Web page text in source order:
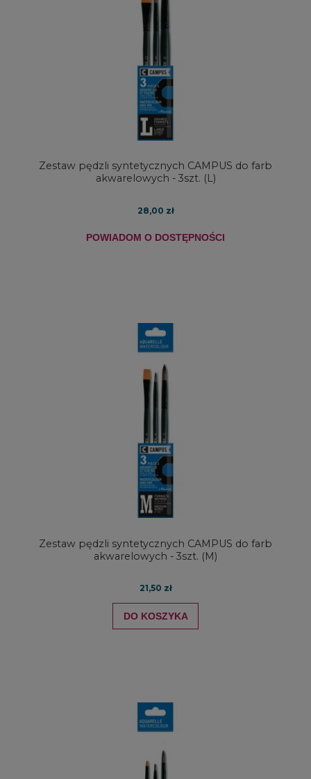
Zestaw pędzli syntetycznych CAMPUS do farb
akwarelowych - 3szt. (L)
28,00 zł
POWIADOM O DOSTĘPNOŚCI
Zestaw pędzli syntetycznych CAMPUS do farb
akwarelowych - 3szt. (M)
21,50 zł
DO KOSZYKA